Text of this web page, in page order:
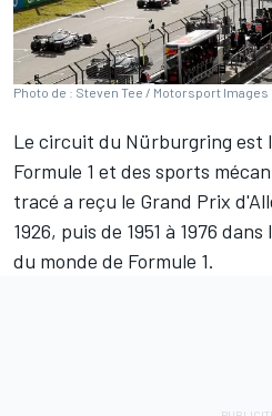
Photo de : Steven Tee / Motorsport Images
Le circuit du Nürburgring est
Formule 1 et des sports
tracé a reçu le Grand Prix
1926, puis de 1951 à 1976
du monde de Formule 1.